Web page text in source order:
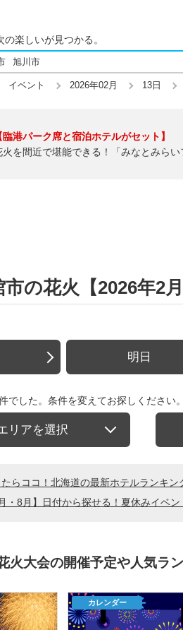
の楽しいが見つかる。
旭川市
イベント 2026年02月 13日
臨港パーク席と宿泊ホテルがセット】
火を間近で堪能できる！「みなとみら
の花火【2026年2月
明日
でした。条件を変えてお探しください。
リアを選択
らココ！北海道の最新ホテルランキン
月・8月】日付から探せる！夏休みイベ
火大会の開催予定や人気ラ
カレンダー